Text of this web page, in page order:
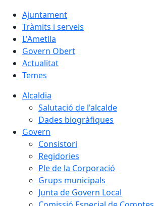
Ajuntament
Tràmits i serveis
L'Ametlla
Govern Obert
Actualitat
Temes
Alcaldia
Salutació de l'alcalde
Dades biogràfiques
Govern
Consistori
Regidories
Ple de la Corporació
Grups municipals
Junta de Govern Local